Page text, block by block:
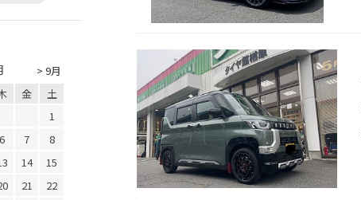
> 9月
金
土
1
6 7
8
14
15
21
22